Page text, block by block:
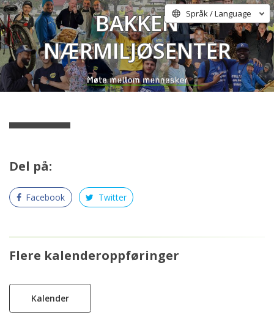
Språk / Language
Bakken
Nærmiljøsenter
Del på:
Facebook Twitter
Flere kalenderoppføringer
Kalender